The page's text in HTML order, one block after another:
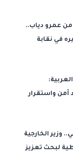
عمرو دياب..
في نقابة
أمن واستقرار
وزير الخارجية
لبحث تعزيز